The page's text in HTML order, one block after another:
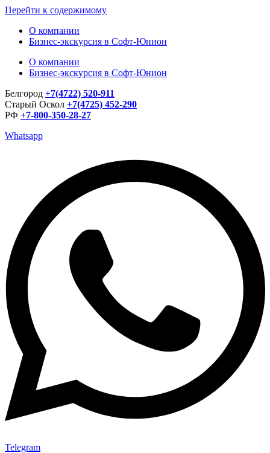
Перейти к содержимому
О компании
Бизнес-экскурсия в Софт-Юнион
О компании
Бизнес-экскурсия в Софт-Юнион
Белгород +7(4722) 520-911
Старый Оскол +7(4725) 452-290
РФ +7-800-350-28-27
Whatsapp
Telegram